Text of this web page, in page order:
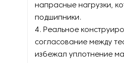
напрасные нагрузки,
подшипники.
4. Реальное
согласование между
избежал уплотнение